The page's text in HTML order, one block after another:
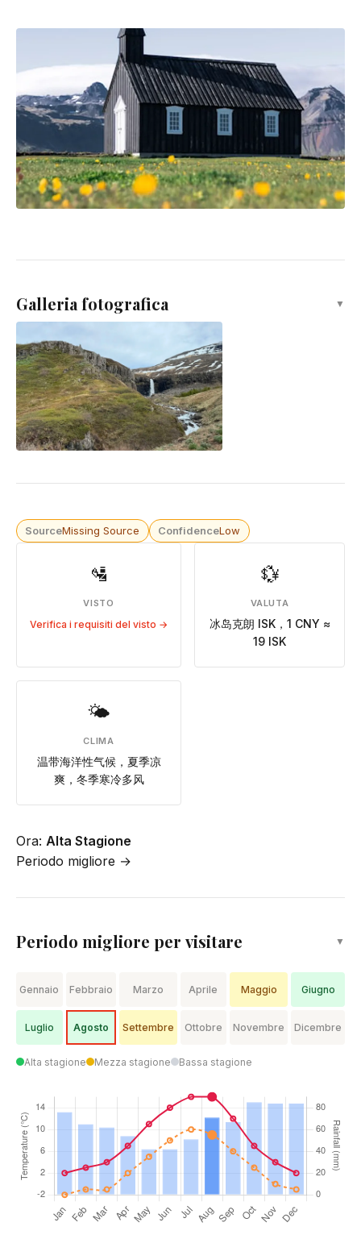
Galleria fotografica ▼
SourceMissing Source ConfidenceLow
🛂
VISTO
Verifica i requisiti del visto →
💱
VALUTA
冰岛克朗 ISK，1 CNY ≈
19 ISK
🌤
CLIMA
温带海洋性气候，夏季凉
爽，冬季寒冷多风
Ora: Alta Stagione
Periodo migliore →
Periodo migliore per visitare ▼
Gennaio Febbraio Marzo Aprile Maggio Giugno
Luglio Agosto Settembre Ottobre Novembre Dicembre
Alta stagione Mezza stagione Bassa stagione